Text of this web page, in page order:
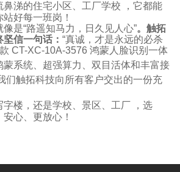
鼻涕的住宅小区、工厂学校
，它都能
好每一班岗！
是“路遥知马力，日久见人心”。触拓
信一句话： “真诚，才是永远的必杀
CT-XC-10A-3576 鸿蒙人脸识别一体
蒙系统、超强算力、双目活体和丰富接
们触拓科技向所有客户交出的一份充
楼，还是学校、景区、工厂
，选
心、更放心！